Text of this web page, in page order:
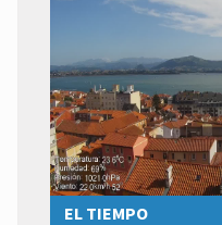
EL TIEMPO